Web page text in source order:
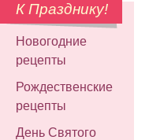
К Празднику!
Новогодние
рецепты
Рождественские
рецепты
День Святого